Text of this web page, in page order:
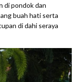
di pondok dan
buah hati serta
di dahi seraya